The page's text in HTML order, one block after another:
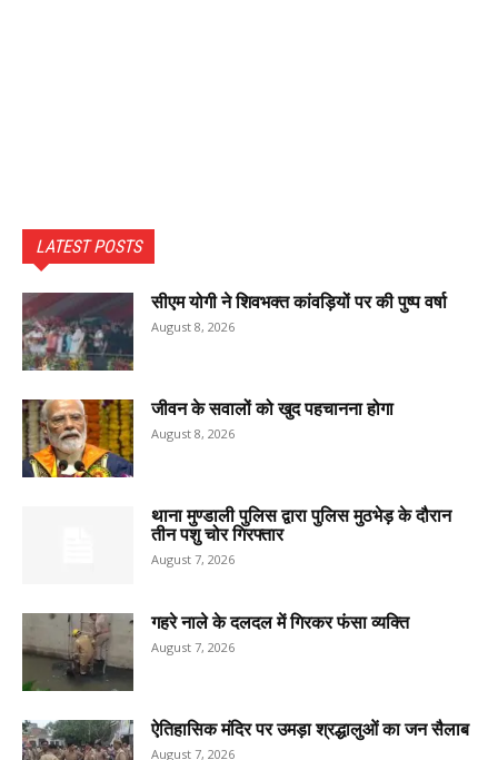
LATEST POSTS
सीएम योगी ने शिवभक्त कांवड़ियों पर की पुष्प वर्षा
August 8, 2026
जीवन के सवालों को खुद पहचानना होगा
August 8, 2026
थाना मुण्डाली पुलिस द्वारा पुलिस मुठभेड़ के दौरान
तीन पशु चोर गिरफ्तार
August 7, 2026
गहरे नाले के दलदल में गिरकर फंसा व्यक्ति
August 7, 2026
ऐतिहासिक मंदिर पर उमड़ा श्रद्धालुओं का जन सैलाब
August 7, 2026